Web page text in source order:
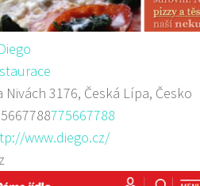
Nivách 3176, Česká Lípa, Česko
775667788
www.diego.cz/